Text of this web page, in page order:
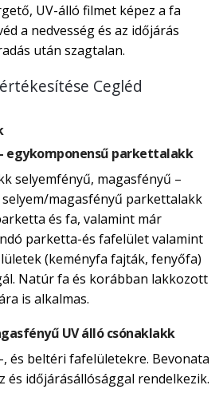
UV-álló filmet képez a fa
a nedvesség és az időjárás
után szagtalan.
Cegléd
egykomponensű parkettalakk
selyemfényű, magasfényű –
magasfényű parkettalakk
és fa, valamint már
parketta-és fafelület valamint
(keményfa fajták, fenyőfa)
Natúr fa és korábban lakkozott
is alkalmas.
UV álló csónaklakk
és beltéri fafelületekre. Bevonata
és időjárásállósággal rendelkezik.